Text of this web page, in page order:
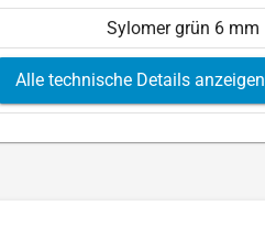
Sylomer grün 6 mm
Alle technische Details anzeigen